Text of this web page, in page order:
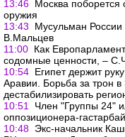
13:46 Москва поборется
оружия
13:43
Мусульман
В.Мальцев
11:00 Как
содомные ценности, –
10:54 Египет держит
Аравии. Борьба за трон
дестабилизировать
10:51
Член "Группы 24"
оппозиционера-
10:48 Экс-начальник